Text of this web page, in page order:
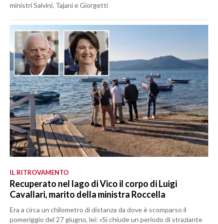
ministri Salvini, Tajani e Giorgetti
IL RITROVAMENTO
Recuperato nel lago di Vico il corpo di Luigi
Cavallari, marito della ministra Roccella
Era a circa un chilometro di distanza da dove è scomparso il
pomeriggio del 27 giugno, lei: «Si chiude un periodo di straziante